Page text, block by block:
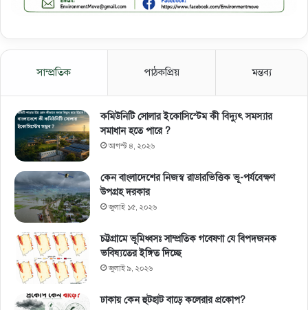
সাম্প্রতিক পাঠকপ্রিয় মন্তব্য
কমিউনিটি সোলার ইকোসিস্টেম কী বিদ্যুৎ সমস্যার
সমাধান হতে পারে ?
আগস্ট ৪, ২০২৬
কেন বাংলাদেশের নিজস্ব রাডারভিত্তিক ভূ-পর্যবেক্ষণ
উপগ্রহ দরকার
জুলাই ১৫, ২০২৬
চট্টগ্রামে ভূমিধ্বসঃ সাম্প্রতিক গবেষণা যে বিপদজনক
ভবিষ্যতের ইঙ্গিত দিচ্ছে
জুলাই ৯, ২০২৬
ঢাকায় কেন হুটহাট বাড়ে কলেরার প্রকোপ?